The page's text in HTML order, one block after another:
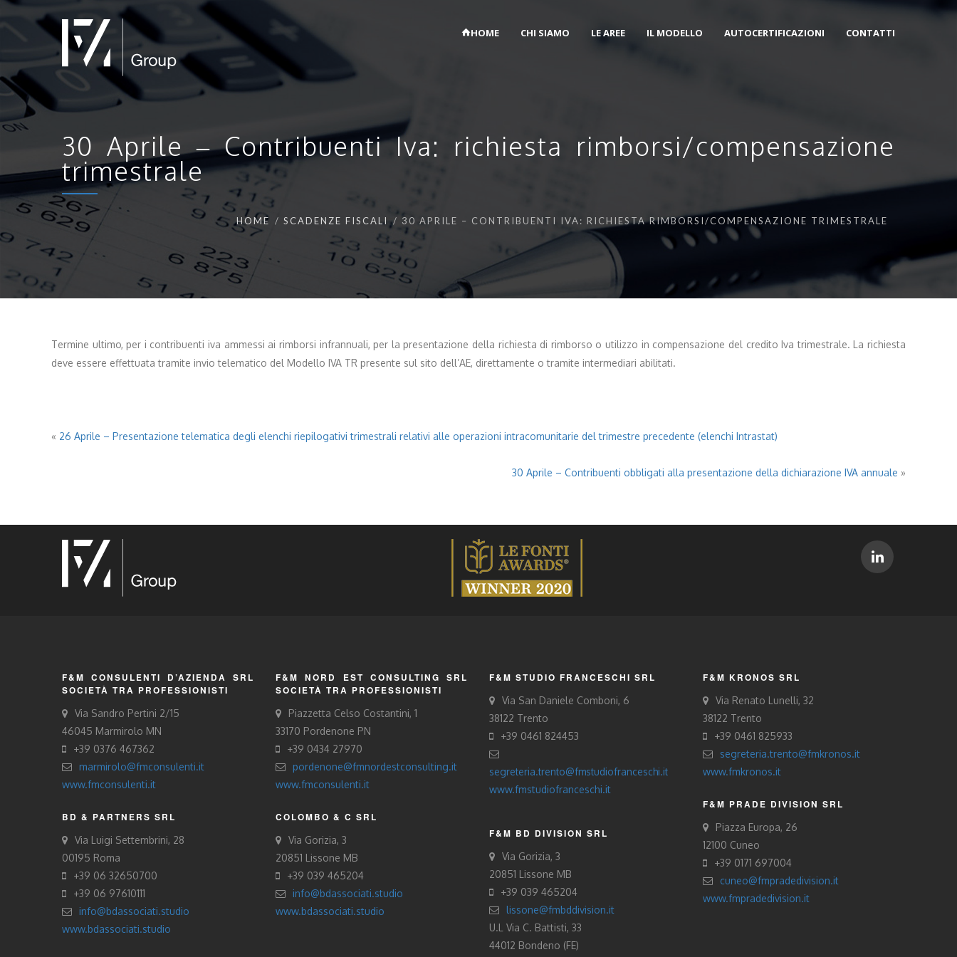
HOME CHI SIAMO LE AREE IL MODELLO AUTOCERTIFICAZIONI CONTATTI
30 Aprile – Contribuenti Iva: richiesta rimborsi/compensazione
trimestrale
HOME SCADENZE FISCALI 30 APRILE – CONTRIBUENTI IVA: RICHIESTA RIMBORSI/COMPENSAZIONE TRIMESTRALE
Termine ultimo, per i contribuenti iva ammessi ai rimborsi infrannuali, per la presentazione della richiesta di rimborso o utilizzo in compensazione del credito Iva trimestrale. La richiesta
deve essere effettuata tramite invio telematico del Modello IVA TR presente sul sito dell’AE, direttamente o tramite intermediari abilitati.
« 26 Aprile – Presentazione telematica degli elenchi riepilogativi trimestrali relativi alle operazioni intracomunitarie del trimestre precedente (elenchi Intrastat)
30 Aprile – Contribuenti obbligati alla presentazione della dichiarazione IVA annuale »
F&M CONSULENTI D’AZIENDA SRL
SOCIETÀ TRA PROFESSIONISTI
Via Sandro Pertini 2/15
46045 Marmirolo MN
+39 0376 467362
marmirolo@fmconsulenti.it
www.fmconsulenti.it
BD & PARTNERS SRL
Via Luigi Settembrini, 28
00195 Roma
+39 06 32650700
+39 06 97610111
info@bdassociati.studio
www.bdassociati.studio
F&M NORD EST CONSULTING SRL
SOCIETÀ TRA PROFESSIONISTI
Piazzetta Celso Costantini, 1
33170 Pordenone PN
+39 0434 27970
pordenone@fmnordestconsulting.it
www.fmconsulenti.it
COLOMBO & C SRL
Via Gorizia, 3
20851 Lissone MB
+39 039 465204
info@bdassociati.studio
www.bdassociati.studio
F&M STUDIO FRANCESCHI SRL
Via San Daniele Comboni, 6
38122 Trento
+39 0461 824453
segreteria.trento@fmstudiofranceschi.it
www.fmstudiofranceschi.it
F&M BD DIVISION SRL
Via Gorizia, 3
20851 Lissone MB
+39 039 465204
lissone@fmbddivision.it
U.L Via C. Battisti, 33
44012 Bondeno (FE)
F&M KRONOS SRL
Via Renato Lunelli, 32
38122 Trento
+39 0461 825933
segreteria.trento@fmkronos.it
www.fmkronos.it
F&M PRADE DIVISION SRL
Piazza Europa, 26
12100 Cuneo
+39 0171 697004
cuneo@fmpradedivision.it
www.fmpradedivision.it